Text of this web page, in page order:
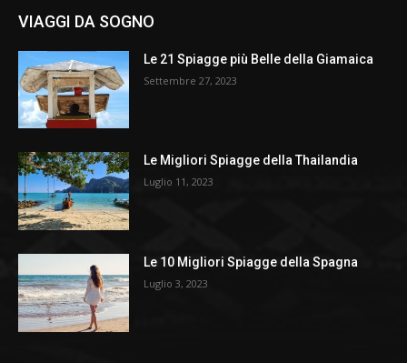
VIAGGI DA SOGNO
Le 21 Spiagge più Belle della Giamaica
Settembre 27, 2023
Le Migliori Spiagge della Thailandia
Luglio 11, 2023
Le 10 Migliori Spiagge della Spagna
Luglio 3, 2023